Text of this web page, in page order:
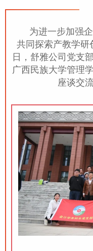
为进一步加强
共同探索产教学研
日，舒雅公司党支
广西民族大学管理
座谈交